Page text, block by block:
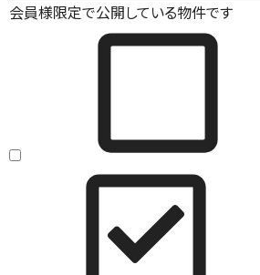
会員様限定で公開している物件です